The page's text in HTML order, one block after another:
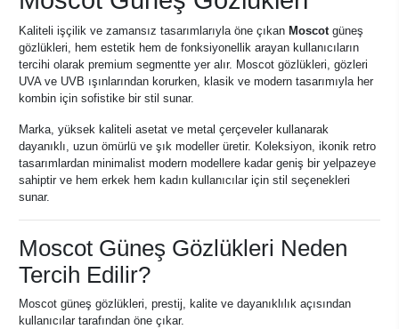
Kaliteli işçilik ve zamansız tasarımlarıyla öne çıkan Moscot güneş
gözlükleri, hem estetik hem de fonksiyonellik arayan kullanıcıların
tercihi olarak premium segmentte yer alır. Moscot gözlükleri, gözleri
UVA ve UVB ışınlarından korurken, klasik ve modern tasarımıyla her
kombin için sofistike bir stil sunar.
Marka, yüksek kaliteli asetat ve metal çerçeveler kullanarak
dayanıklı, uzun ömürlü ve şık modeller üretir. Koleksiyon, ikonik retro
tasarımlardan minimalist modern modellere kadar geniş bir yelpazeye
sahiptir ve hem erkek hem kadın kullanıcılar için stil seçenekleri
sunar.
Moscot Güneş Gözlükleri Neden
Tercih Edilir?
Moscot güneş gözlükleri, prestij, kalite ve dayanıklılık açısından
kullanıcılar tarafından öne çıkar.